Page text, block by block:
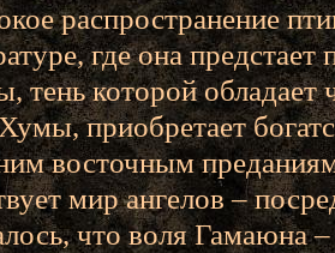
распространение
где она
тень которой обладает
приобретает
восточным
мир ангелов –
что воля Гамаюна